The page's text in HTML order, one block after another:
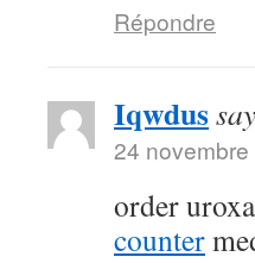
Répondre
Iqwdus
24
order
counter